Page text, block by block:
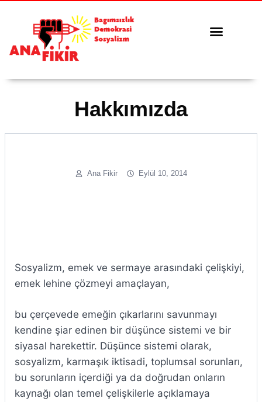
Hakkımızda
Ana Fikir Eylül 10, 2014
Sosyalizm, emek ve sermaye arasındaki çelişkiyi,
emek lehine çözmeyi amaçlayan,
bu çerçevede emeğin çıkarlarını savunmayı
kendine şiar edinen bir düşünce sistemi ve bir
siyasal harekettir. Düşünce sistemi olarak,
sosyalizm, karmaşık iktisadi, toplumsal sorunları,
bu sorunların içerdiği ya da doğrudan onların
kaynağı olan temel çelişkilerle açıklamaya